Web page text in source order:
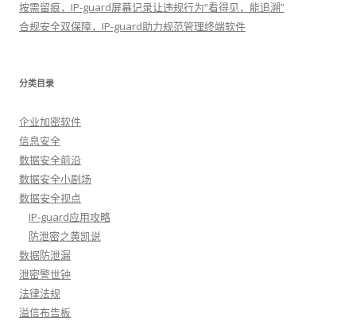
按需留痕，IP-guard屏幕记录让违规行为“看得见，能追溯”
合规安全双保障，IP-guard助力规范管理终端软件
分类目录
企业加密软件
信息安全
数据安全前沿
数据安全小剧场
数据安全视点
IP-guard应用攻略
防泄密之黄凯说
数据防泄漏
泄密警世钟
法律法规
溢信布告板